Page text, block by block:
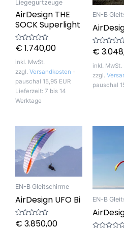
Liegegurtzeuge
AirDesign THE
SOCK Superlight
Bewertet
mit
0
von
5
€ 1.740,00
inkl. MwSt.
zzgl. Versandkosten -
pauschal 15,95 EUR
Lieferzeit: 7 bis 14
Werktage
EN-B
Bewertet
mit
0
von
5
€
inkl. MwSt.
zzgl.
pauschal
EN-B Gleitschirme
AirDesign UFO Bi
Bewertet
€ 3.850,00
EN-B